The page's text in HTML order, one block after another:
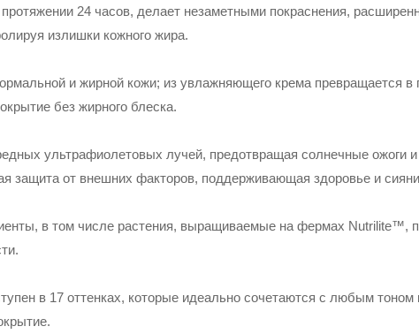
24 часов, делает незаметными покраснения,
излишки кожного жира.
и жирной кожи; из увлажняющего крема превращается в
без жирного блеска.
ультрафиолетовых лучей, предотвращая солнечные ожоги и
защита от внешних факторов, поддерживающая здоровье и
в том числе растения, выращиваемые на фермах Nutrilite™,
в 17 оттенках, которые идеально сочетаются с любым тоном